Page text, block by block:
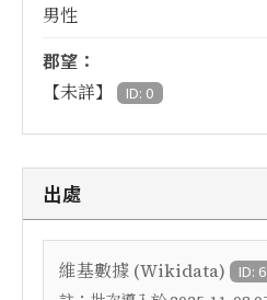
男性
郡望：
【未詳】 ID: 0
出處
維基數據 (Wikidata) ID: